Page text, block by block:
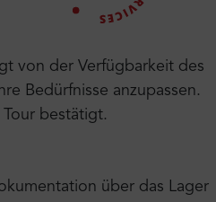
von der Verfügbarkeit des
Bedürfnisse anzupassen.
bestätigt.
über das Lager